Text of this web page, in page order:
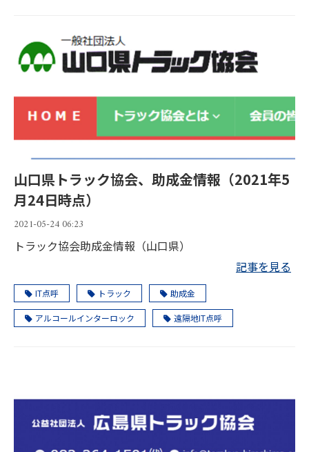
山口県トラック協会、助成金情報（2021年5
月24日時点）
2021-05-24 06:23
トラック協会助成金情報（山口県）
記事を見る
IT点呼 トラック 助成金
アルコールインターロック 遠隔地IT点呼